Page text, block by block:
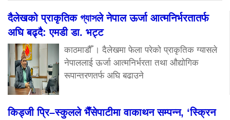
दैलेखको प्राकृतिक গ্যাসले नेपाल ऊर्जा आत्मनिर्भरतातर्फ
अघि बढ्दै: एमडी डा. भट्ट
काठमाडौँ । दैलेखमा फेला परेको प्राकृतिक ग्यासले
नेपाललाई ऊर्जा आत्मनिर्भरता तथा औद्योगिक
रूपान्तरणतर्फ अघि बढाउने
किड्जी प्रि–स्कुलले भैँसेपाटीमा वाकाथन सम्पन्न, ‘स्क्रिन